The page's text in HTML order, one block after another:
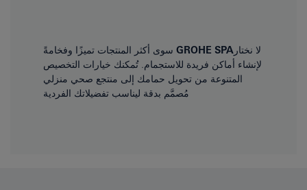
لا نختار GROHE SPA سوى أكثر المنتجات تميزًا وفخامةً
لإنشاء أماكن فريدة للاستجمام. تُمكنك خيارات التخصيص
المتنوعة من تحويل حمامك إلى منتجع صحي منزلي
مُصمَّم بدقة ليناسب تفضيلاتك الفردية